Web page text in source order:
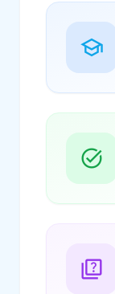
school
task_alt
quiz